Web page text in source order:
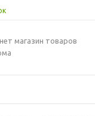
магазин товаров